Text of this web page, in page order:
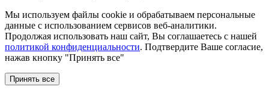
Мы используем файлы сookie и обрабатываем персональные
данные с использованием сервисов веб-аналитики.
Продолжая использовать наш сайт, Вы соглашаетесь с нашей
политикой конфиденциальности. Подтвердите Ваше согласие,
нажав кнопку "Принять все"
Принять все